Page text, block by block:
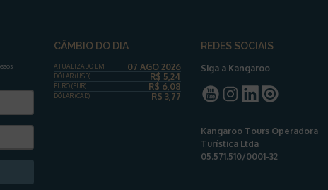
CÂMBIO DO DIA
ATUALIZADO EM 07 AGO 2026
DÓLAR(USD) R$ 5,24
EURO (EUR) R$ 6,08
DÓLAR(CAD) R$ 3,77
REDES SOCIAIS
Siga a Kangaroo
Kangaroo Tours Operadora
Turística Ltda
05.571.510/0001-32